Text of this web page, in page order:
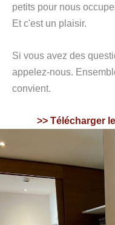
petits pour nous
Et c'est un plaisir.
Si vous avez des
appelez-nous.
convient.
>> Télécharger